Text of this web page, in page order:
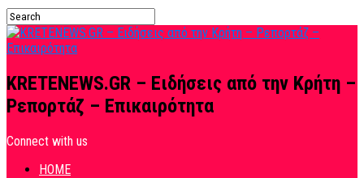
KRETENEWS.GR – Ειδήσεις από την Κρήτη –
Ρεπορτάζ – Επικαιρότητα
Connect with us
HOME